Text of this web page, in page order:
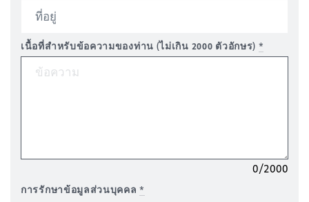
เนื้อที่สำหรับข้อความของท่าน (ไม่เกิน 2000 ตัวอักษร) *
0/2000
การรักษาข้อมูลส่วนบุคคล*